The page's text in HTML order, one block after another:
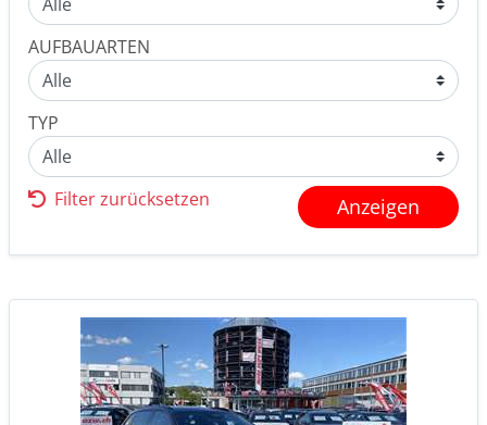
AUFBAUARTEN
TYP
Filter zurücksetzen Anzeigen